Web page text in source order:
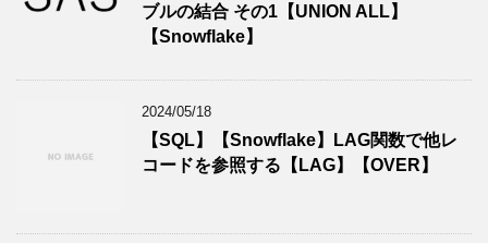
ブルの結合 その1【UNION ALL】
【Snowflake】
2024/05/18
【SQL】【Snowflake】LAG関数で他レ
コードを参照する【LAG】【OVER】